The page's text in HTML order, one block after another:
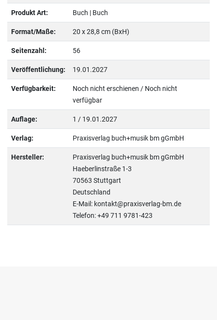
Produkt Art: Buch | Buch
Format/Maße: 20 x 28,8 cm (BxH)
Seitenzahl: 56
Veröffentlichung: 19.01.2027
Verfügbarkeit:
Noch nicht erschienen / Noch nicht
verfügbar
Auflage: 1 / 19.01.2027
Verlag: Praxisverlag buch+musik bm gGmbH
Hersteller:
Praxisverlag buch+musik bm gGmbH
Haeberlinstraße 1-3
70563 Stuttgart
Deutschland
E-Mail: kontakt@praxisverlag-bm.de
Telefon: +49 711 9781-423